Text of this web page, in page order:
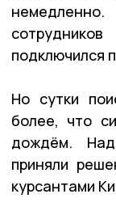
подключился
Но сутки
более, что
дождём.
приняли
курсантами